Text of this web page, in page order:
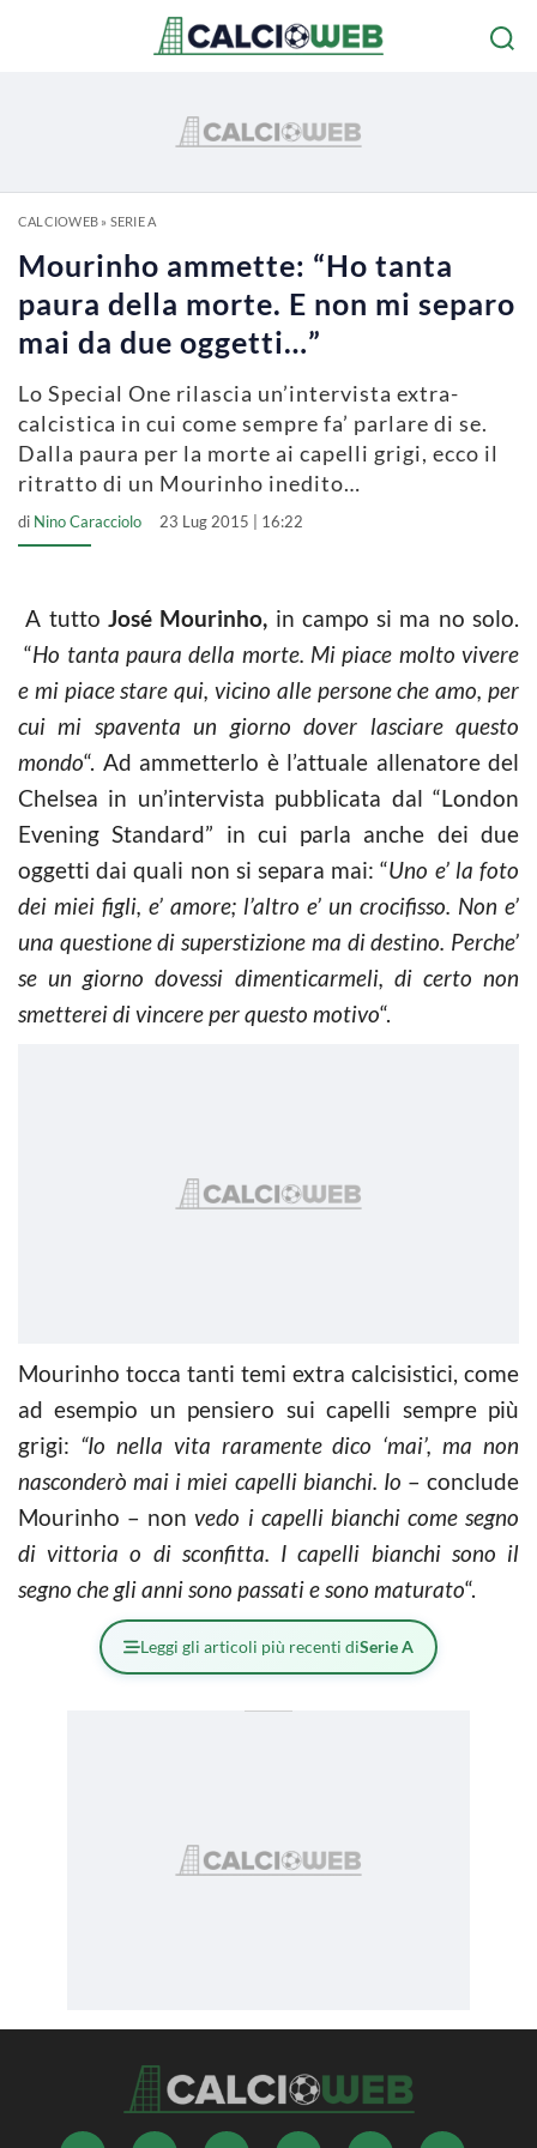
CALCIOWEB» SERIE A
Mourinho ammette: “Ho tanta
paura della morte. E non mi separo
mai da due oggetti…”
Lo Special One rilascia un’intervista extra-
calcistica in cui come sempre fa’ parlare di se.
Dalla paura per la morte ai capelli grigi, ecco il
ritratto di un Mourinho inedito…
di Nino Caracciolo 23 Lug 2015 | 16:22
A tutto José Mourinho, in campo si ma no solo.
“Ho tanta paura della morte. Mi piace molto vivere
e mi piace stare qui, vicino alle persone che amo, per
cui mi spaventa un giorno dover lasciare questo
mondo“. Ad ammetterlo è l’attuale allenatore del
Chelsea in un’intervista pubblicata dal “London
Evening Standard” in cui parla anche dei due
oggetti dai quali non si separa mai: “Uno e’ la foto
dei miei figli, e’ amore; l’altro e’ un crocifisso. Non e’
una questione di superstizione ma di destino. Perche’
se un giorno dovessi dimenticarmeli, di certo non
smetterei di vincere per questo motivo“.
Mourinho tocca tanti temi extra calcisistici, come
ad esempio un pensiero sui capelli sempre più
grigi: “Io nella vita raramente dico ‘mai’, ma non
nasconderò mai i miei capelli bianchi. Io – conclude
Mourinho – nonvedo i capelli bianchi come segno
di vittoria o di sconfitta. I capelli bianchi sono il
segno che gli anni sono passati e sono maturato“.
Leggi gli articoli più recenti diSerie A